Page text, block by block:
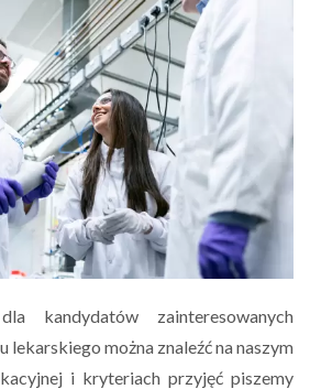
kandydatów zainteresowanych
lekarskiego można znaleźć na naszym
i kryteriach przyjęć piszemy